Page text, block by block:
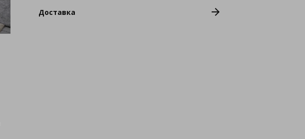
Доставка